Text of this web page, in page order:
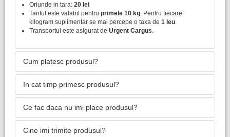
Oriunde in tara: 20 lei
Tariful este valabil pentru primele 10 kg . Pentru fiecare
kilogram suplimentar se mai percepe o taxa de 1 leu
Transportul este asigurat de Urgent Cargus
Cum platesc produsul?
In cat timp primesc produsul?
Ce fac daca nu imi place produsul?
Cine imi trimite produsul?